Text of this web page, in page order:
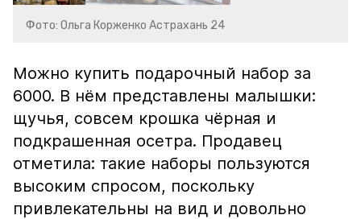
Фото: Ольга Корженко Астрахань 24
Можно купить подарочный набор за
6000. В нём представлены малышки:
щучья, совсем крошка чёрная и
подкрашенная осетра. Продавец
отметила: такие наборы пользуются
высоким спросом, поскольку
привлекательны на вид и довольно